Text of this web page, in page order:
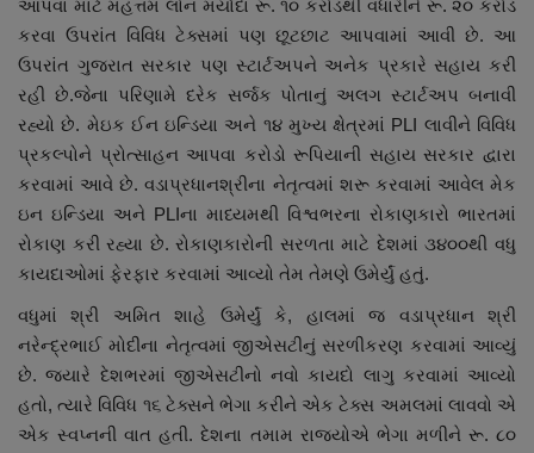
આપવા માટે મહત્તમ લોન મર્યાદા રૂ. ૧૦ કરોડથી વધારીને રૂ. ૨૦ કરોડ
કરવા ઉપરાંત વિવિધ ટેક્સમાં પણ છૂટછાટ આપવામાં આવી છે. આ
ઉપરાંત ગુજરાત સરકાર પણ સ્ટાર્ટઅપને અનેક પ્રકારે સહાય કરી
રહી છે.જેના પરિણામે દરેક સર્જક પોતાનું અલગ સ્ટાર્ટઅપ બનાવી
રહ્યો છે. મેઇક ઈન ઇન્ડિયા અને ૧૪ મુખ્ય ક્ષેત્રમાં PLI લાવીને વિવિધ
પ્રકલ્પોને પ્રોત્સાહન આપવા કરોડો રૂપિયાની સહાય સરકાર દ્વારા
કરવામાં આવે છે. વડાપ્રધાનશ્રીના નેતૃત્વમાં શરૂ કરવામાં આવેલ મેક
ઇન ઇન્ડિયા અને PLIના માધ્યમથી વિશ્વભરના રોકાણકારો ભારતમાં
રોકાણ કરી રહ્યા છે. રોકાણકારોની સરળતા માટે દેશમાં ૩૪૦૦થી વધુ
કાયદાઓમાં ફેરફાર કરવામાં આવ્યો તેમ તેમણે ઉમેર્યું હતું.
વધુમાં શ્રી અમિત શાહે ઉમેર્યું કે, હાલમાં જ વડાપ્રધાન શ્રી
નરેન્દ્રભાઈ મોદીના નેતૃત્વમાં જીએસટીનું સરળીકરણ કરવામાં આવ્યું
છે. જ્યારે દેશભરમાં જીએસટીનો નવો કાયદો લાગુ કરવામાં આવ્યો
હતો, ત્યારે વિવિધ ૧૬ ટેક્સને ભેગા કરીને એક ટેક્સ અમલમાં લાવવો એ
એક સ્વપ્નની વાત હતી. દેશના તમામ રાજ્યોએ ભેગા મળીને રૂ. ૮૦